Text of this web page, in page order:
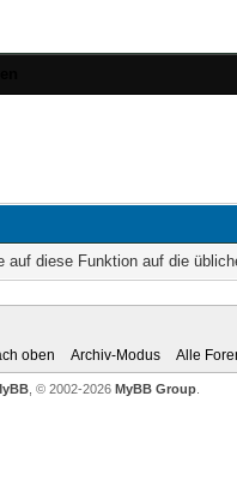
auf diese Funktion auf die
oben Archiv-Modus Alle
, © 2002-2026 MyBB Group